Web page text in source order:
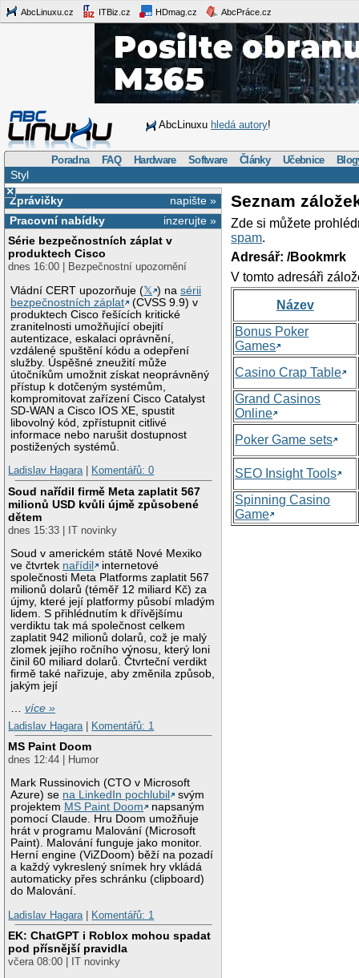
AbcLinuxu.cz ITBiz.cz HDmag.cz AbcPráce.cz
AbcLinuxu hledá autory!
Poradna FAQ Hardware Software Články Učebnice
Styl
×
napište »
Zprávičky
inzerujte »
Pracovní nabídky
Série bezpečnostních záplat v
produktech Cisco
dnes 16:00 | Bezpečnostní upozornění
Vládní CERT upozorňuje (𝕏 ) nasérii
bezpečnostních záplat
(CVSS 9.9) v
produktech Cisco řešících kritické
zranitelnosti umožňující obejití
autentizace, eskalaci oprávnění,
vzdálené spuštění kódu a odepření
služby. Úspěšné zneužití může
útočníkům umožnit získat neoprávněný
přístup k dotčeným systémům,
kompromitovat zařízení Cisco Catalyst
SD-WAN a Cisco IOS XE, spustit
libovolný kód, zpřístupnit citlivé
informace nebo narušit dostupnost
postižených systémů.
Ladislav Hagara| Komentářů: 0
Soud nařídil firmě Meta zaplatit 567
milionů USD kvůli újmě způsobené
dětem
dnes 15:33 | IT novinky
Soud v americkém státě Nové Mexiko
ve čtvrtek nařídil
internetové
společnosti Meta Platforms zaplatit 567
milionů dolarů (téměř 12 miliard Kč) za
újmy, které její platformy působí mladým
lidem. S přihlédnutím k dřívějšímu
verdiktu tak má společnost celkem
zaplatit 942 milionů dolarů, což je malý
zlomek jejího ročního výnosu, který loni
činil 60 miliard dolarů. Čtvrteční verdikt
firmě také nařizuje, aby změnila způsob,
jakým její
…více »
Ladislav Hagara
Komentářů: 1
MS Paint Doom
dnes 12:44 | Humor
Mark Russinovich (CTO v Microsoft
Azure) se na LinkedIn pochlubil
svým
projektem MS Paint Doom
napsaným
pomocí Claude. Hru Doom umožňuje
hrát v programu Malování (Microsoft
Paint). Malování funguje jako monitor.
Herní engine (ViZDoom) běží na pozadí
a každý vykreslený snímek hry vkládá
automaticky přes schránku (clipboard)
do Malování.
Ladislav Hagara
Komentářů: 1
EK: ChatGPT i Roblox mohou spadat
pod přísnější pravidla
včera 08:00 | IT novinky
Seznam
Zde si můžete
spam.
Adresář: /Bookmrk
V tomto adresáři
Název
Bonus Poker
Games
Casino Crap Table
Grand Casinos
Online
Poker Game sets
SEO Insight Tools
Spinning Casino
Game